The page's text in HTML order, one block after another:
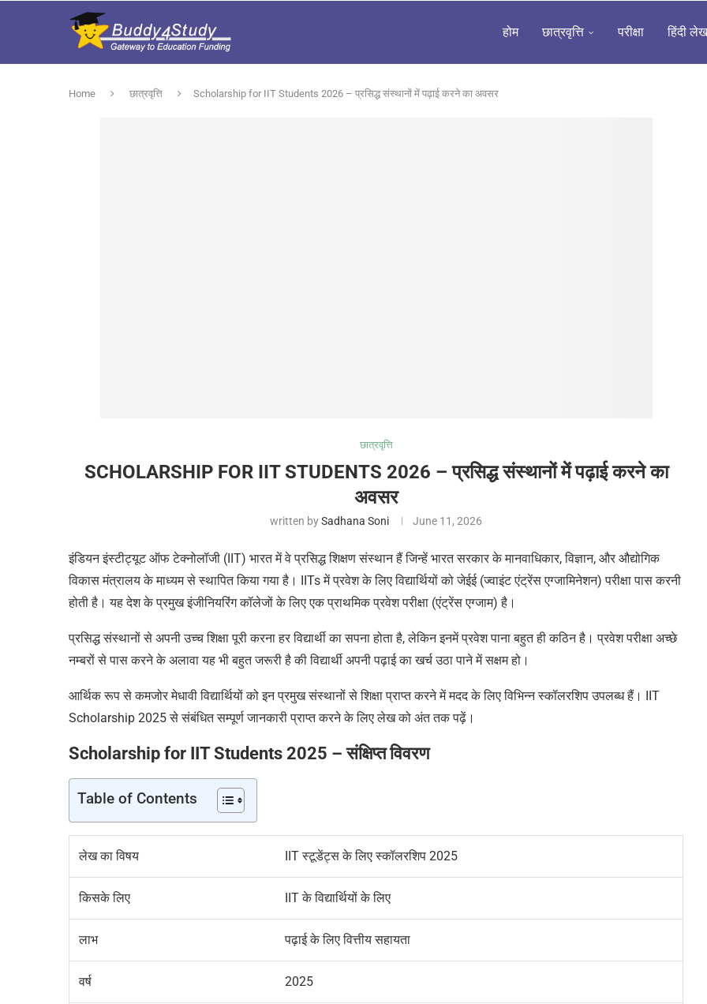
होम छात्रवृत्ति परीक्षा हिंदी लेख
Home छात्रवृत्ति Scholarship for IIT Students 2026 – प्रसिद्ध संस्थानों में पढ़ाई करने का अवसर
छात्रवृत्ति
SCHOLARSHIP FOR IIT STUDENTS 2026 – प्रसिद्ध संस्थानों में पढ़ाई करने का
अवसर
written bySadhana Soni June 11, 2026
इंडियन इंस्टीट्यूट ऑफ टेक्नोलॉजी (IIT) भारत में वे प्रसिद्ध शिक्षण संस्थान हैं जिन्हें भारत सरकार के मानवाधिकार,विज्ञान, और औद्योगिक
विकास मंत्रालय के माध्यम से स्थापित किया गया है। IITsमें प्रवेश के लिए विद्यार्थियों को जेईई (ज्वाइंट एंट्रेंस एग्जामिनेशन) परीक्षा पास करनी
होती है। यह देश के प्रमुख इंजीनियरिंग कॉलेजों के लिए एक प्राथमिक प्रवेश परीक्षा (एंट्रेंस एग्जाम) है।
प्रसिद्ध संस्थानों से अपनी उच्च शिक्षा पूरी करना हर विद्यार्थी का सपना होता है,लेकिन इनमें प्रवेश पाना बहुत ही कठिन है। प्रवेश परीक्षा अच्छे
नम्बरों से पास करने के अलावा यह भी बहुत जरूरी है की विद्यार्थी अपनी पढ़ाई का खर्च उठा पाने में सक्षम हो।
आर्थिक रूप से कमजोर मेधावी विद्यार्थियों को इन प्रमुख संस्थानों से शिक्षा प्राप्त करने में मदद के लिए विभिन्न स्कॉलरशिप उपलब्ध हैं। IIT
Scholarship 2025से संबंधित सम्पूर्ण जानकारी प्राप्त करने के लिए लेख को अंत तक पढ़ें।
Scholarship for IIT Students 2025 –संक्षिप्त विवरण
Table of Contents
लेख का विषय IITस्टूडेंट्स के लिए स्कॉलरशिप 2025
किसके लिए IITके विद्यार्थियों के लिए
लाभ पढ़ाई के लिए वित्तीय सहायता
वर्ष 2025